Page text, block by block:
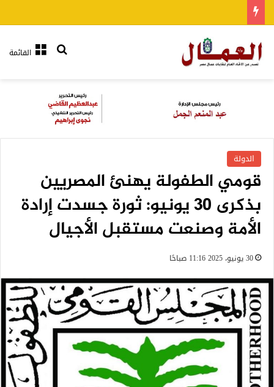
القائمةبحث عن
الدولة
قومي الطفولة يهنئ المصريين
بذكرى 30 يونيو: ثورة جسدت إرادة
الأمة وصنعت مستقبل الأجيال
30 يونيو، 2025 11:16 صباحًا